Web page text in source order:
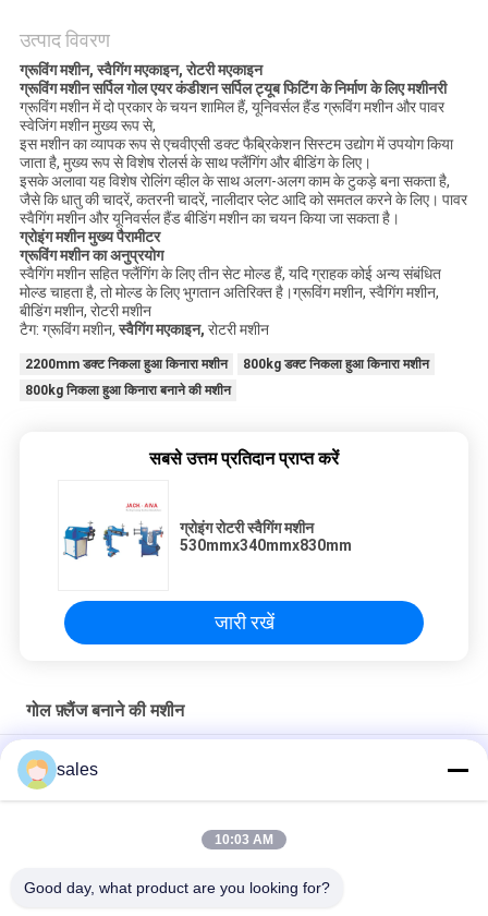
PRIVACY
POLICY
उत्पाद विवरण
ग्रूविंग मशीन,स्वैगिंगमएकाइन,रोटरीमएकाइन
ग्रूविंग मशीनसर्पिल गोल एयर कंडीशन सर्पिल ट्यूब फिटिंग के निर्माण के लिए मशीनरी
ग्रूविंग मशीन में दो प्रकार के चयन शामिल हैं, यूनिवर्सल हैंड ग्रूविंग मशीन और पावर
स्वेजिंग मशीन मुख्य रूप से,
इस मशीन का व्यापक रूप से एचवीएसी डक्ट फैब्रिकेशन सिस्टम उद्योग में उपयोग किया
जाता है, मुख्य रूप से विशेष रोलर्स के साथ फ्लैंगिंग और बीडिंग के लिए।
इसके अलावा यह विशेष रोलिंग व्हील के साथ अलग-अलग काम के टुकड़े बना सकता है,
जैसे कि धातु की चादरें, कतरनी चादरें, नालीदार प्लेट आदि को समतल करने के लिए। पावर
स्वैगिंग मशीन और यूनिवर्सल हैंड बीडिंग मशीन का चयन किया जा सकता है।
ग्रोइंग मशीन मुख्य पैरामीटर
ग्रूविंग मशीन का अनुप्रयोग
स्वैगिंग मशीन सहित फ्लैंगिंग के लिए तीन सेट मोल्ड हैं, यदि ग्राहक कोई अन्य संबंधित
मोल्ड चाहता है, तो मोल्ड के लिए भुगतान अतिरिक्त है।ग्रूविंग मशीन, स्वैगिंग मशीन,
बीडिंग मशीन, रोटरी मशीन
टैग: ग्रूविंग मशीन,स्वैगिंगमएकाइन, रोटरी मशीन
2200mm डक्ट निकला हुआ किनारा मशीन
800kg डक्ट निकला हुआ किनारा मशीन
800kg निकला हुआ किनारा बनाने की मशीन
सबसे उत्तम प्रतिदान प्राप्त करें
ग्रोइंग रोटरी स्वैगिंग मशीन
530mmx340mmx830mm
जारी रखें
गोल फ़्लैंज बनाने की मशीन
एयर कंडीशन डक्ट फिटिंग के लिए गोल डक्ट निकला हुआ किनारा मशीन Machine
कोण आयरन गोल निकला हुआ किनारा बनाने की मशीन डक्ट निकला हुआ किनारा
sales
10:03 AM
Good day, what product are you looking for?